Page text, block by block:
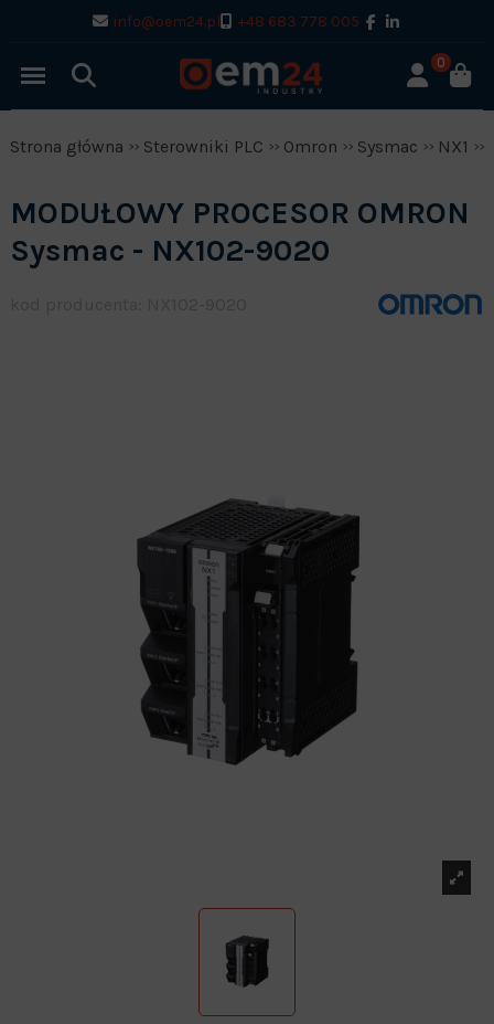
info@oem24.pl +48 683 778 005
0
Strona główna Sterowniki PLC Omron Sysmac NX1
MODUŁOWY PROCESOR OMRON
Sysmac - NX102-9020